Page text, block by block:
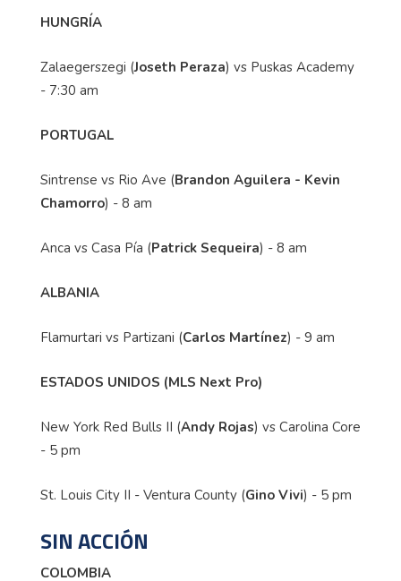
HUNGRÍA
Zalaegerszegi (Joseth Peraza) vs Puskas Academy
- 7:30 am
PORTUGAL
Sintrense vs Rio Ave (Brandon Aguilera - Kevin
Chamorro) - 8 am
Anca vs Casa Pía (Patrick Sequeira) - 8 am
ALBANIA
Flamurtari vs Partizani (Carlos Martínez) - 9 am
ESTADOS UNIDOS (MLS Next Pro)
New York Red Bulls II (Andy Rojas) vs Carolina Core
- 5 pm
St. Louis City II - Ventura County (Gino Vivi) - 5 pm
SIN ACCIÓN
COLOMBIA